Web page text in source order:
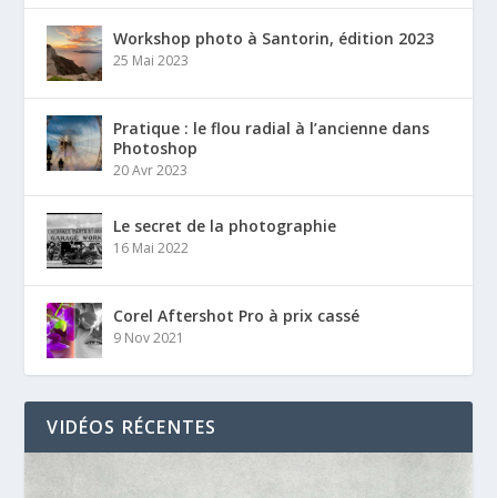
Workshop photo à Santorin, édition 2023
25 Mai 2023
Pratique : le flou radial à l’ancienne dans
Photoshop
20 Avr 2023
Le secret de la photographie
16 Mai 2022
Corel Aftershot Pro à prix cassé
9 Nov 2021
VIDÉOS RÉCENTES